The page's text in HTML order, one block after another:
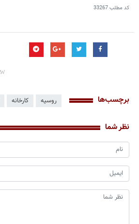
کد مطلب33267
برچسب‌ها روسیه کارخانه
نظر شما